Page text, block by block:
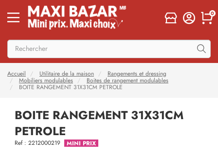
0
Accueil Utilitaire de la maison
Rangements et dressing
Mobiliers modulables
Boites de rangement modulables
BOITE RANGEMENT 31X31CM PETROLE
BOITE RANGEMENT 31X31CM
PETROLE
Ref : 2212000219 MINI PRIX